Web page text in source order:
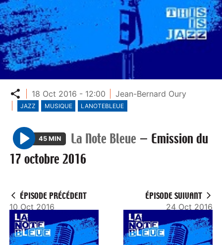
Partager
18 Oct 2016 - 12:00 Jean-Bernard Oury
JAZZ MUSIQUE LANOTEBLEUE
P
l
45 MIN La Note Bleue — Emission du
17 octobre 2016
ÉPISODE PRÉCÉDENT
10 Oct 2016
ÉPISODE SUIVANT
24 Oct 2016